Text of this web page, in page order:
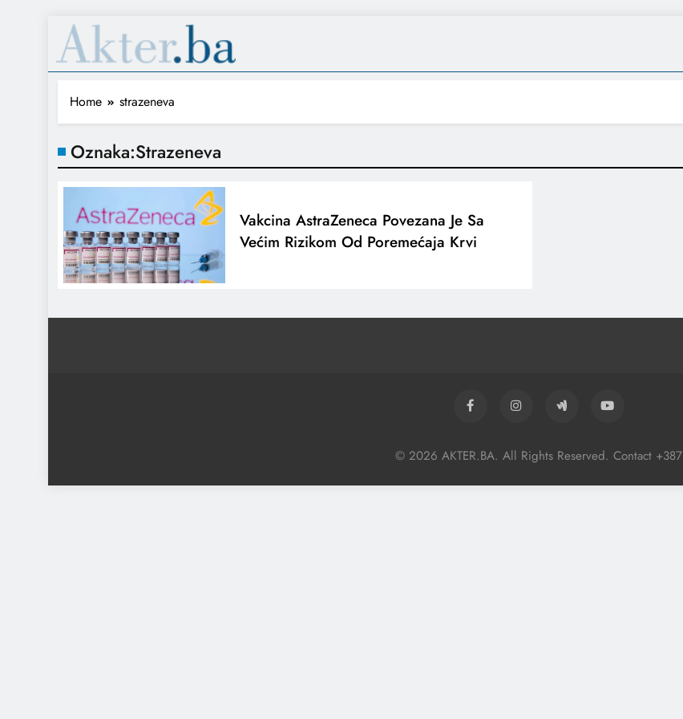
Home strazeneva
Oznaka:Strazeneva
Vakcina AstraZeneca Povezana Je Sa
Većim Rizikom Od Poremećaja Krvi
© 2026 AKTER.BA. All Rights Reserved. Contact +387